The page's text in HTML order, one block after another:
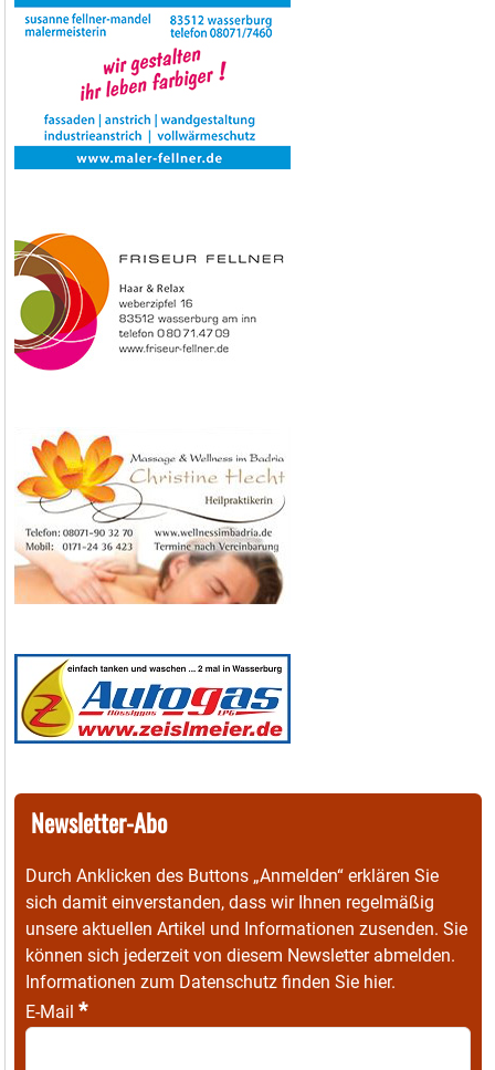
Newsletter-Abo
Durch Anklicken des Buttons „Anmelden“ erklären Sie
sich damit einverstanden, dass wir Ihnen regelmäßig
unsere aktuellen Artikel und Informationen zusenden. Sie
können sich jederzeit von diesem Newsletter abmelden.
Informationen zum Datenschutz finden Sie hier.
E-Mail *